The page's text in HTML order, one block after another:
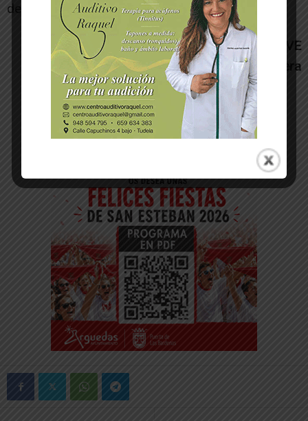
de rehabilitar.
Miguel Carasusán, Arquitecto Nasuvinsa/ORVE
Ribera
-- Publicidad --